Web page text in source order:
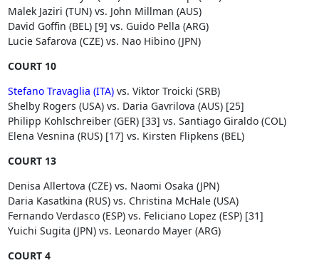
Malek Jaziri (TUN) vs. John Millman (AUS)
David Goffin (BEL) [9] vs. Guido Pella (ARG)
Lucie Safarova (CZE) vs. Nao Hibino (JPN)
COURT 10
Stefano Travaglia (ITA)vs. Viktor Troicki (SRB)
Shelby Rogers (USA) vs. Daria Gavrilova (AUS) [25]
Philipp Kohlschreiber (GER) [33] vs. Santiago Giraldo (COL)
Elena Vesnina (RUS) [17] vs. Kirsten Flipkens (BEL)
COURT 13
Denisa Allertova (CZE) vs. Naomi Osaka (JPN)
Daria Kasatkina (RUS) vs. Christina McHale (USA)
Fernando Verdasco (ESP) vs. Feliciano Lopez (ESP) [31]
Yuichi Sugita (JPN) vs. Leonardo Mayer (ARG)
COURT 4